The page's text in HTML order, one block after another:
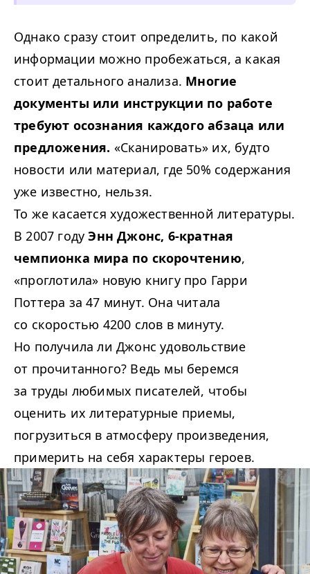
Однако сразу стоит определить, по какой
информации можно пробежаться, а какая
стоит детального анализа. Многие
документы или инструкции по работе
требуют осознания каждого абзаца или
предложения. «Сканировать» их, будто
новости или материал, где 50% содержания
уже известно, нельзя.
То же касается художественной литературы.
В 2007 годуЭнн Джонс, 6-кратная
чемпионка мира по скорочтению,
«проглотила» новую книгу про Гарри
Поттера за 47 минут. Она читала
со скоростью 4200 слов в минуту.
Но получила ли Джонс удовольствие
от прочитанного? Ведь мы беремся
за труды любимых писателей, чтобы
оценить их литературные приемы,
погрузиться в атмосферу произведения,
примерить на себя характеры героев.